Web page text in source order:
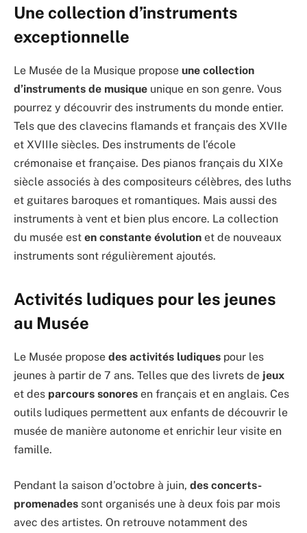
Une collection d’instruments
exceptionnelle
Le Musée de la Musique propose une collection
d’instruments de musique unique en son genre. Vous
pourrez y découvrir des instruments du monde entier.
Tels que des clavecins flamands et français des XVIIe
et XVIIIe siècles. Des instruments de l’école
crémonaise et française. Des pianos français du XIXe
siècle associés à des compositeurs célèbres, des luths
et guitares baroques et romantiques. Mais aussi des
instruments à vent et bien plus encore. La collection
du musée est en constante évolution et de nouveaux
instruments sont régulièrement ajoutés.
Activités ludiques pour les jeunes
au Musée
Le Musée propose des activités ludiques pour les
jeunes à partir de 7 ans. Telles que des livrets de jeux
et des parcours sonores en français et en anglais. Ces
outils ludiques permettent aux enfants de découvrir le
musée de manière autonome et enrichir leur visite en
famille.
Pendant la saison d’octobre à juin, des concerts-
promenades sont organisés une à deux fois par mois
avec des artistes. On retrouve notamment des